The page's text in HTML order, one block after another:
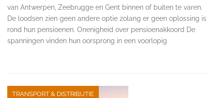
van Antwerpen, Zeebrugge en Gent binnen of buiten te varen.
De loodsen zien geen andere optie zolang er geen oplossing is
rond hun pensioenen. Onenigheid over pensioenakkoord De
spanningen vinden hun oorsprong in een voorlopig
TRANSPORT & DISTRIBUTIE